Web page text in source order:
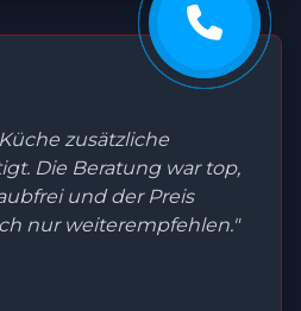
zusätzliche
Die Beratung war top,
und der Preis
nur weiterempfehlen."